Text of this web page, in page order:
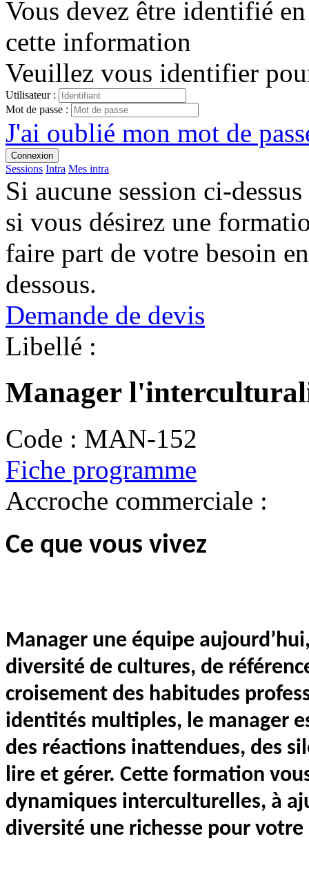
Vous devez être identifié
cette information
Veuillez vous identifier
Utilisateur :
Mot de passe :
J'ai oublié mon mot de
Connexion
Sessions Intra Mes intra
Si aucune session ci-
si vous désirez une
faire part de votre besoin
dessous.
Demande de devis
Libellé :
Manager
Code : MAN-152
Fiche programme
Accroche commerciale :
Ce que vous vivez
Manager une équipe
diversité de cultures, de
croisement des habitudes
identités multiples, le manager
des réactions inattendues, des
lire et gérer. Cette formation
dynamiques interculturelles, à
diversité une richesse pour